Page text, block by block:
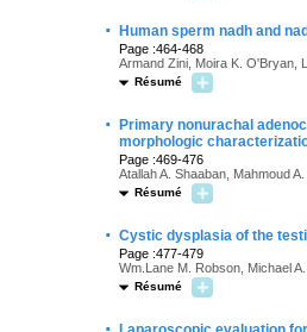
· Human sperm nadh and
Page :464-468
Armand Zini, Moira K. O'Bryan,
Résumé
·
Primary nonurachal
morphologic
Page :469-476
Atallah A. Shaaban, Mahmoud
Résumé
· Cystic dysplasia of the
Page :477-479
Wm.Lane M. Robson, Michael
Résumé